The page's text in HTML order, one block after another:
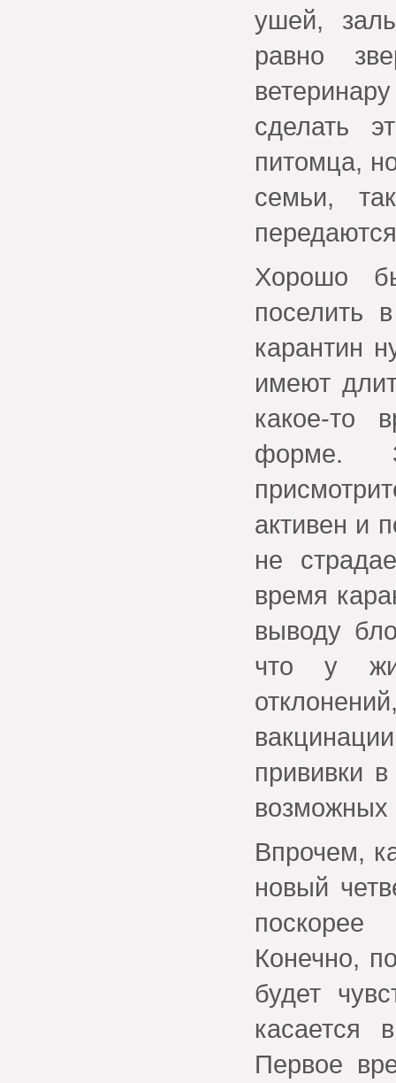
ушей,
равно
сделать
питомца,
семьи,
Хорошо
поселить
карантин
имеют
какое-то
форме.
активен и
не
время
выводу
что у
прививки
Впрочем,
новый
Конечно,
будет
Первое